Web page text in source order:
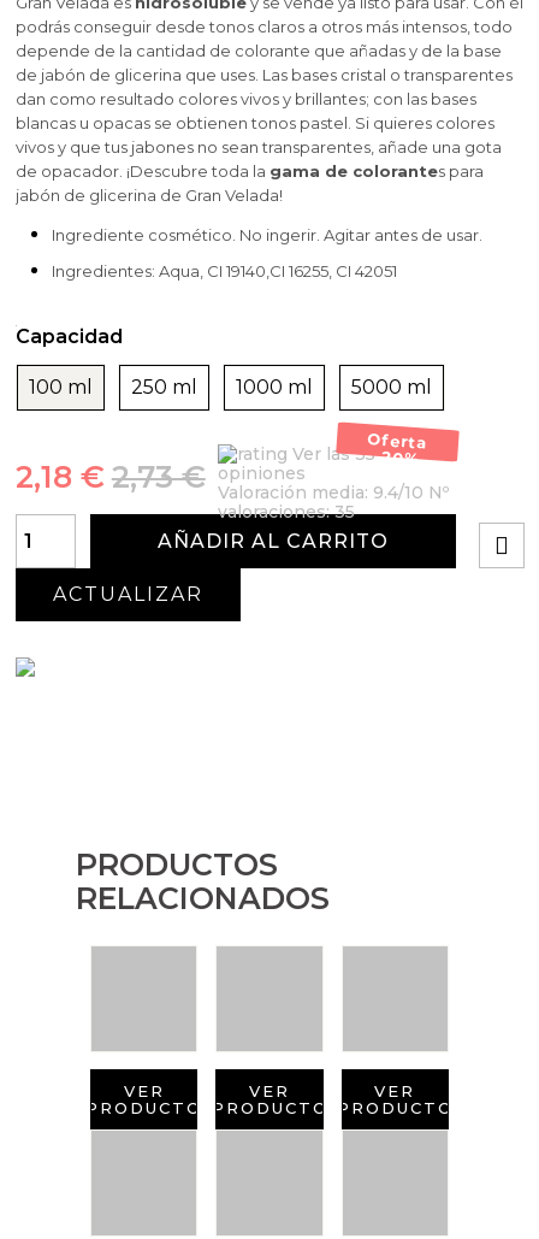
podrás conseguir desde tonos claros a otros más intensos, todo
depende de la cantidad de colorante que añadas y de la base
de jabón de glicerina que uses. Las bases cristal o transparentes
dan como resultado colores vivos y brillantes; con las bases
blancas u opacas se obtienen tonos pastel. Si quieres colores
vivos y que tus jabones no sean transparentes, añade una gota
de opacador. ¡Descubre toda la gama de colorantes para
jabón de glicerina de Gran Velada!
Ingrediente cosmético. No ingerir. Agitar antes de usar.
Ingredientes: Aqua, CI 19140,CI 16255, CI 42051
Capacidad
100 ml 250 ml 1000 ml 5000 ml
Oferta
-20%
2,73 €
2,18 €
Ver las 35
opiniones
Valoración media: 9.4/10 Nº
valoraciones:35
AÑADIR AL CARRITO
PRODUCTOS
RELACIONADOS
VER
PRODUCTO
VER
PRODUCTO
VER
PRODUCTO